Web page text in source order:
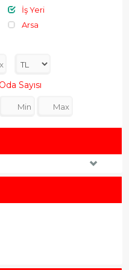
İş Yeri
Arsa
Oda Sayısı